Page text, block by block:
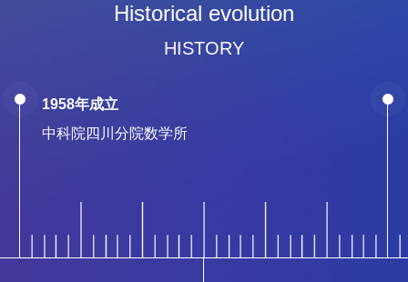
Historical evolution
HISTORY
1958年成立
中科院四川分院数学所